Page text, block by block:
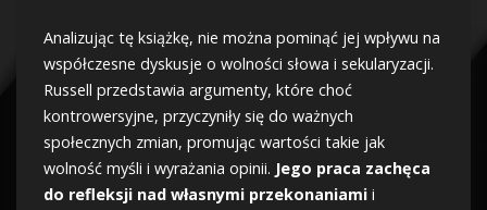
Analizując tę książkę, nie można pominąć jej wpływu na
współczesne dyskusje o wolności słowa i sekularyzacji.
Russell przedstawia argumenty, które choć
kontrowersyjne, przyczyniły się do ważnych
społecznych zmian, promując wartości takie jak
wolność myśli i wyrażania opinii. Jego praca zachęca
do refleksji nad własnymi przekonaniami i